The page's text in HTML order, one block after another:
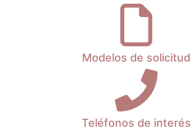
Modelos de solicitud
Teléfonos de interés